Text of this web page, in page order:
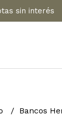
sin interés
Bancos